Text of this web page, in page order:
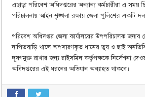
এছাড়া পরিবেশ অধিদপ্তরের অন্যান্য কর্মচারীরা এ সময়
পরিচালনায় আইন শৃঙ্খলা রক্ষায় জেলা পুলিশের একটি
পরিবেশ অধিদপ্তর জেলা কার্যালয়ের উপপরিচালক জনাব
নাপিতবাড়ি খালে অপসারণকৃত ধানের তুষ ও ছাই
দূষণমুক্ত রাখার জন্য রাইসমিল কর্তৃপক্ষকে নির্দেশনা
অধিদপ্তরের এই ধরনের অভিযান অব্যাহত থাকবে।